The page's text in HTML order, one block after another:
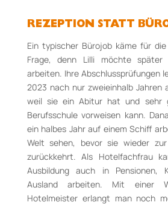
REZEPTION STATT
Ein typischer Bürojob käme für
Frage, denn Lilli möchte später
arbeiten. Ihre Abschlussprüfungen
2023 nach nur zweieinhalb Jahren
weil sie ein Abitur hat und sehr
Berufsschule vorweisen kann.
ein halbes Jahr auf einem Schiff
Welt sehen, bevor sie wieder zur
zurückkehrt. Als Hotelfachfrau
Ausbildung auch in Pensionen,
Ausland arbeiten. Mit einer
Hotelmeister erlangt man noch